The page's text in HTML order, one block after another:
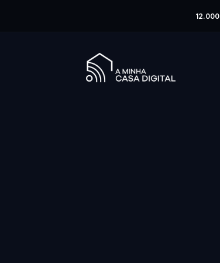
12.000